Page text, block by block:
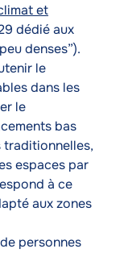
et
dédié aux
denses”).
le
dans les
le
bas
espaces par
à ce
aux zones
personnes